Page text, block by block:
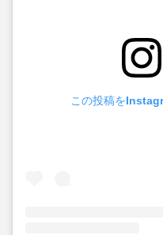
この投稿を